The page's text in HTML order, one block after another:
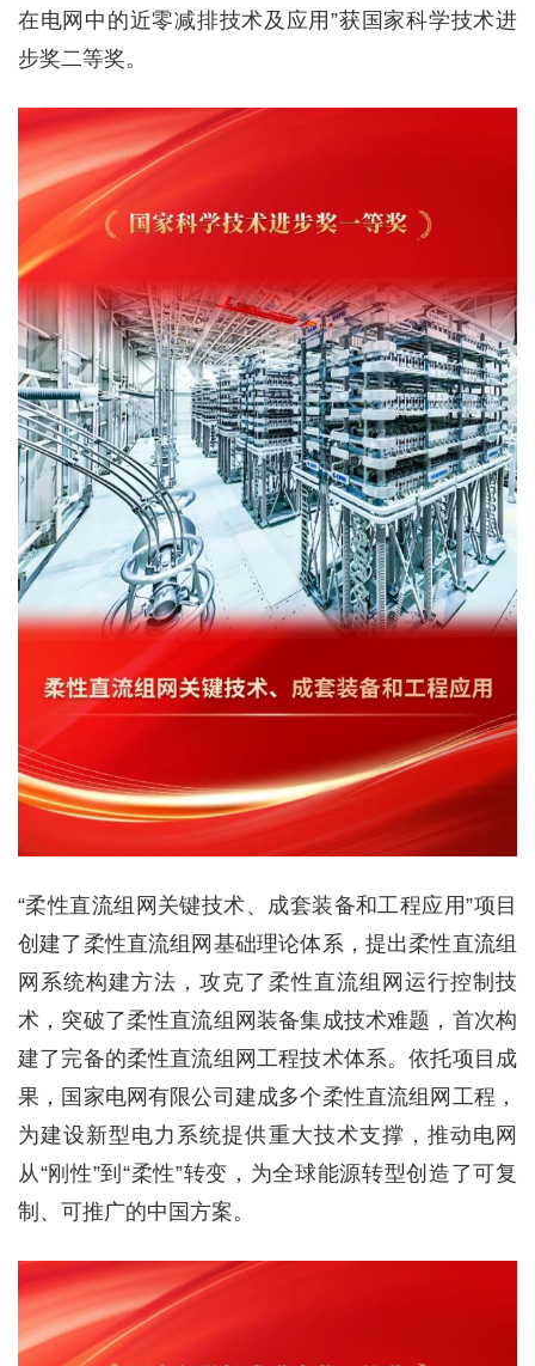
在电网中的近零减排技术及应用”获国家科学技术进
步奖二等奖。
“柔性直流组网关键技术、成套装备和工程应用”项目
创建了柔性直流组网基础理论体系，提出柔性直流组
网系统构建方法，攻克了柔性直流组网运行控制技
术，突破了柔性直流组网装备集成技术难题，首次构
建了完备的柔性直流组网工程技术体系。依托项目成
果，国家电网有限公司建成多个柔性直流组网工程，
为建设新型电力系统提供重大技术支撑，推动电网
从“刚性”到“柔性”转变，为全球能源转型创造了可复
制、可推广的中国方案。